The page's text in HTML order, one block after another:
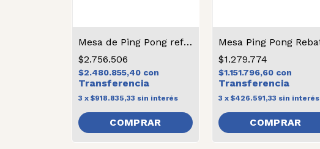
Mesa de Ping Pong reforzada
$2.756.506
$2.480.855,40 con
3 x $918.835,33 sin interés
$1.279.774
$1.151.796,60 con
3 x $426.591,33 sin interés